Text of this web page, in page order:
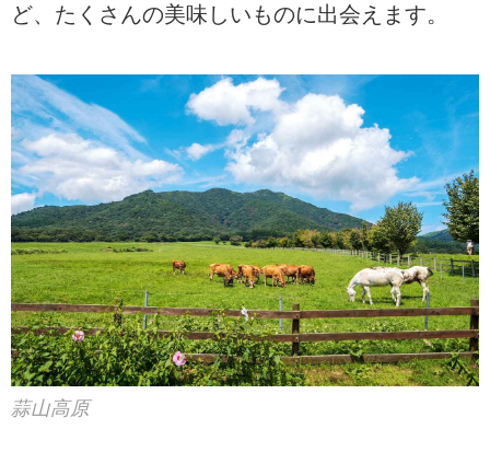
ど、たくさんの美味しいものに出会えます。
蒜山高原